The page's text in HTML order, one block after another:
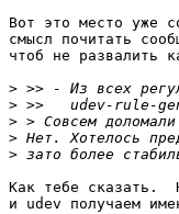
Вот это место уже
смысл почитать
чтоб не развалить
>
>
>
>
>
Как тебе сказать.
и udev получаем